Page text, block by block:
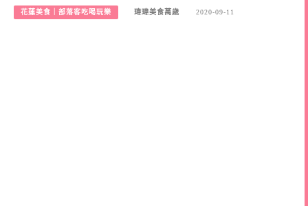
花蓮美食｜部落客吃喝玩樂 瑋瑋美食萬歲 2020-09-11